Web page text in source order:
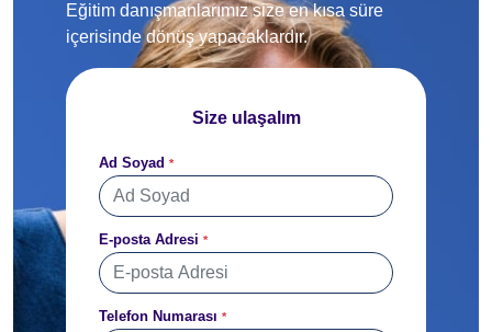
Eğitim danışmanlarımız size en kısa süre
içerisinde dönüş yapacaklardır.
Size ulaşalım
Ad Soyad *
E-posta Adresi *
Telefon Numarası *